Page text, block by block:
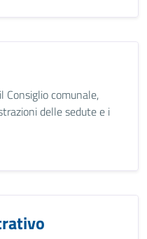
Consiglio comunale,
delle sedute e i